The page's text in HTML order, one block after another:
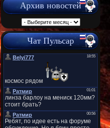
Архив новостей
Чат Пульсар